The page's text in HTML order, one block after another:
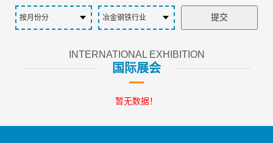
INTERNATIONAL EXHIBITION
国际展会
暂无数据！